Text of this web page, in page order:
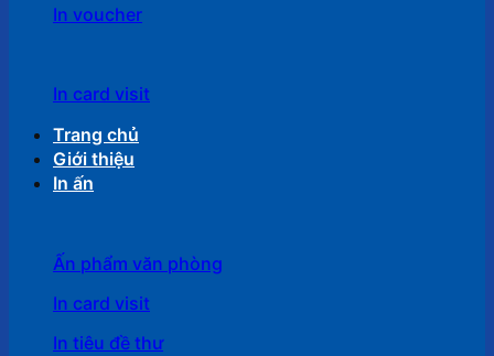
In voucher
In card visit
Trang chủ
Giới thiệu
In ấn
Ấn phẩm văn phòng
In card visit
In tiêu đề thư